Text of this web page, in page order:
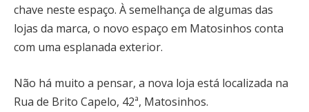
chave neste espaço. À semelhança de algumas das
lojas da marca, o novo espaço em Matosinhos conta
com uma esplanada exterior.
Não há muito a pensar, a nova loja está localizada na
Rua de Brito Capelo, 42ª, Matosinhos.